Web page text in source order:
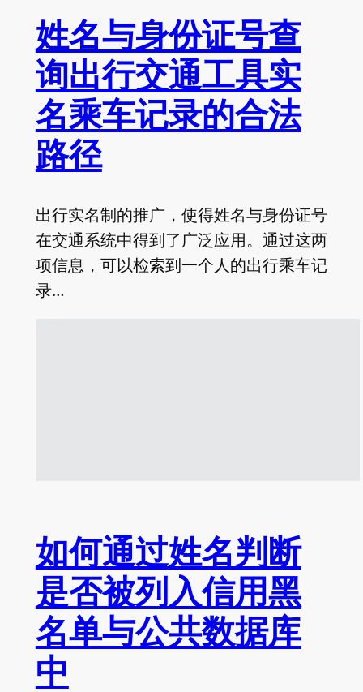
姓名与身份证号查
询出行交通工具实
名乘车记录的合法
路径
出行实名制的推广，使得姓名与身份证号
在交通系统中得到了广泛应用。通过这两
项信息，可以检索到一个人的出行乘车记
录…
如何通过姓名判断
是否被列入信用黑
名单与公共数据库
中